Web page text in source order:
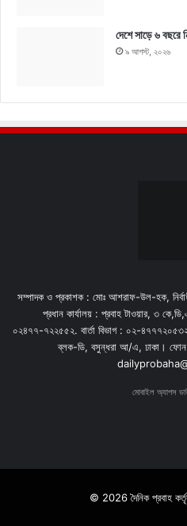
দেশে সাড়ে ৬ বছরে
৯ আগস্ট, ২০২৬
সম্পাদক ও প্রকাশক : মোঃ আশরাফ-উল-হক,
প্রধান কার্যালয় : প্রবাহ টাওয়ার, ৩
০২৪৭৭-৭২২৫৫২. বার্তা বিভাগ : ০২-
ব্লক-ডি, বসুন্ধরা আ/এ, ঢাকা।
মোবাইল অ্যাপস
© 2026 দৈনিক প্রবাহ